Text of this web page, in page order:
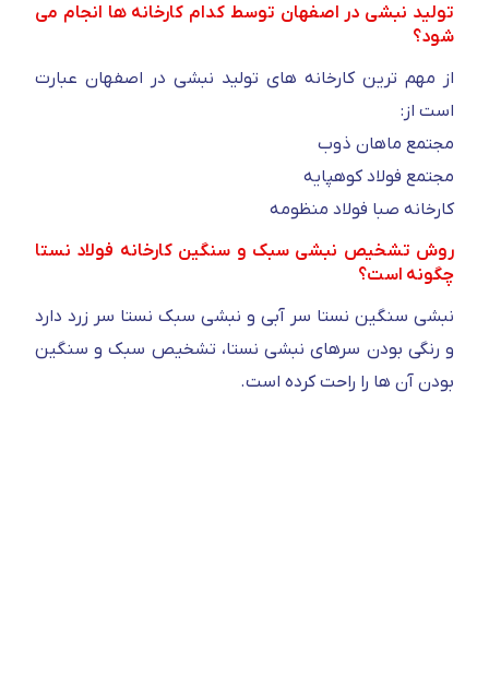
تولید نبشی در اصفهان توسط کدام کارخانه ها انجام می
شود؟
از مهم ترین کارخانه های تولید نبشی در اصفهان عبارت
است از:
مجتمع ماهان ذوب
مجتمع فولاد کوهپایه
کارخانه صبا فولاد منظومه
روش تشخیص نبشی سبک و سنگین کارخانه فولاد نستا
چگونه است؟
نبشی سنگین نستا سر آبی و نبشی سبک نستا سر زرد دارد
و رنگی بودن سرهای نبشی نستا، تشخیص سبک و سنگین
بودن آن ها را راحت کرده است.